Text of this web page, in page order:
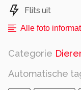
Flits uit
Alle foto
Categorie
Automatische